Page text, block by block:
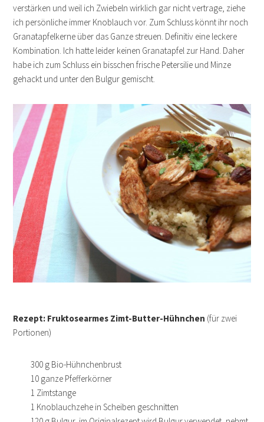
verstärken und weil ich Zwiebeln wirklich gar nicht vertrage, ziehe
ich persönliche immer Knoblauch vor. Zum Schluss könnt ihr noch
Granatapfelkerne über das Ganze streuen. Definitiv eine leckere
Kombination. Ich hatte leider keinen Granatapfel zur Hand. Daher
habe ich zum Schluss ein bisschen frische Petersilie und Minze
gehackt und unter den Bulgur gemischt.
Rezept: Fruktosearmes Zimt-Butter-Hühnchen (für zwei
Portionen)
300 g Bio-Hühnchenbrust
10 ganze Pfefferkörner
1 Zimtstange
1 Knoblauchzehe in Scheiben geschnitten